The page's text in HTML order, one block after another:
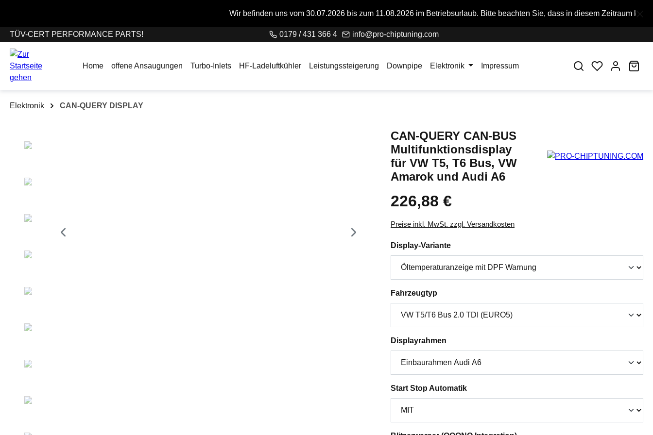
Wir befinden uns vom 30.07.2026 bis zum 11.08.2026 im Betriebsurlaub. Bitte beachten Sie, dass in diesem Zeitraum keine Bestellungen
TÜV-CERT PERFORMANCE PARTS! 0179 / 431 366 4 info@pro-chiptuning.com
Home offene Ansaugungen Turbo-Inlets HF-Ladeluftkühler Leistungssteigerung Downpipe Elektronik Impressum
Elektronik CAN-QUERY DISPLAY
CAN-QUERY CAN-BUS
Multifunktionsdisplay
für VW T5, T6 Bus, VW
Amarok und Audi A6
226,88 €
Preise inkl. MwSt. zzgl. Versandkosten
Display-Varianteauswählen
Fahrzeugtyp
Displayrahmen
Start Stop Automatikauswählen